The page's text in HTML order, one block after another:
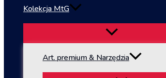
Kolekcja MtG
Art. premium & Narzędzia